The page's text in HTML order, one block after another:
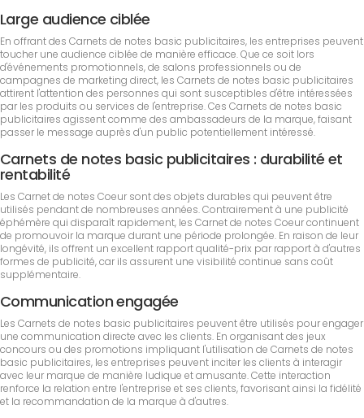
Large audience ciblée
En offrant des Carnets de notes basic publicitaires, les entreprises peuvent
toucher une audience ciblée de manière efficace. Que ce soit lors
d'événements promotionnels, de salons professionnels ou de
campagnes de marketing direct, les Carnets de notes basic publicitaires
attirent l'attention des personnes qui sont susceptibles d'être intéressées
par les produits ou services de l'entreprise. Ces Carnets de notes basic
publicitaires agissent comme des ambassadeurs de la marque, faisant
passer le message auprès d'un public potentiellement intéressé.
Carnets de notes basic publicitaires : durabilité et
rentabilité
Les Carnet de notes Coeur sont des objets durables qui peuvent être
utilisés pendant de nombreuses années. Contrairement à une publicité
éphémère qui disparaît rapidement, les Carnet de notes Coeur continuent
de promouvoir la marque durant une période prolongée. En raison de leur
longévité, ils offrent un excellent rapport qualité-prix par rapport à d'autres
formes de publicité, car ils assurent une visibilité continue sans coût
supplémentaire.
Communication engagée
Les Carnets de notes basic publicitaires peuvent être utilisés pour engager
une communication directe avec les clients. En organisant des jeux
concours ou des promotions impliquant l'utilisation de Carnets de notes
basic publicitaires, les entreprises peuvent inciter les clients à interagir
avec leur marque de manière ludique et amusante. Cette interaction
renforce la relation entre l'entreprise et ses clients, favorisant ainsi la fidélité
et la recommandation de la marque à d'autres.